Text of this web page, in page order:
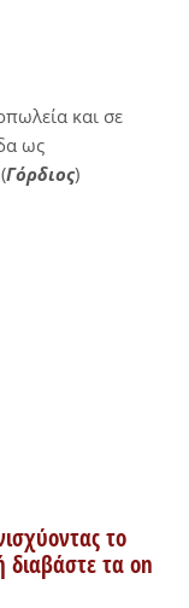
και σε
ως
Γόρδιος)
το
διαβάστε τα on